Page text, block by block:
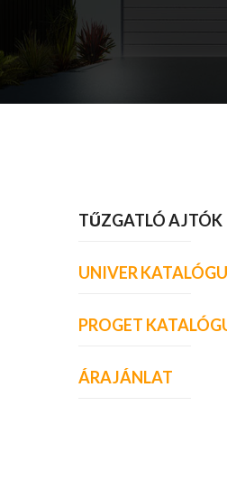
TŰZGATLÓ AJTÓK
UNIVER
PROGET
ÁRAJÁNLAT